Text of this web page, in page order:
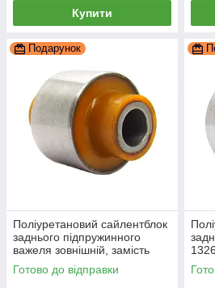
Купити
Подарунок
Поліуретановий сайлентблок
заднього підпружинного
важеля зовнішній, замість
плаваючого Lexus IS, PP-
1423c
Готово до відправки